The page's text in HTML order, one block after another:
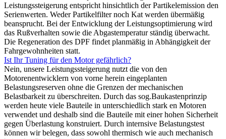
Leistungssteigerung entspricht hinsichtlich der Partikelemission den
Serienwerten. Weder Partikelfilter noch Kat werden übermäßig
beansprucht. Bei der Entwicklung der Leistungsoptimierung wird
das Rußverhalten sowie die Abgastemperatur ständig überwacht.
Die Regeneration des DPF findet planmäßig in Abhängigkeit der
Fahrgewohnheiten statt.
Ist Ihr Tuning für den Motor gefährlich?
Nein, unsere Leistungssteigerung nutzt die von den
Motorenentwicklern von vorne herein eingeplanten
Belastungsreserven ohne die Grenzen der mechanischen
Belastbarkeit zu überschreiten. Durch das sog.Baukastenprinzip
werden heute viele Bauteile in unterschiedlich stark en Motoren
verwendet und deshalb sind die Bauteile mit einer hohen Sicherheit
gegen Überlastung konstruiert. Durch internsive Belastungstest
können wir belegen, dass sowohl thermisch wie auch mechanisch